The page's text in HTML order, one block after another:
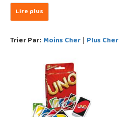
Trier Par: Moins Cher | Plus Cher